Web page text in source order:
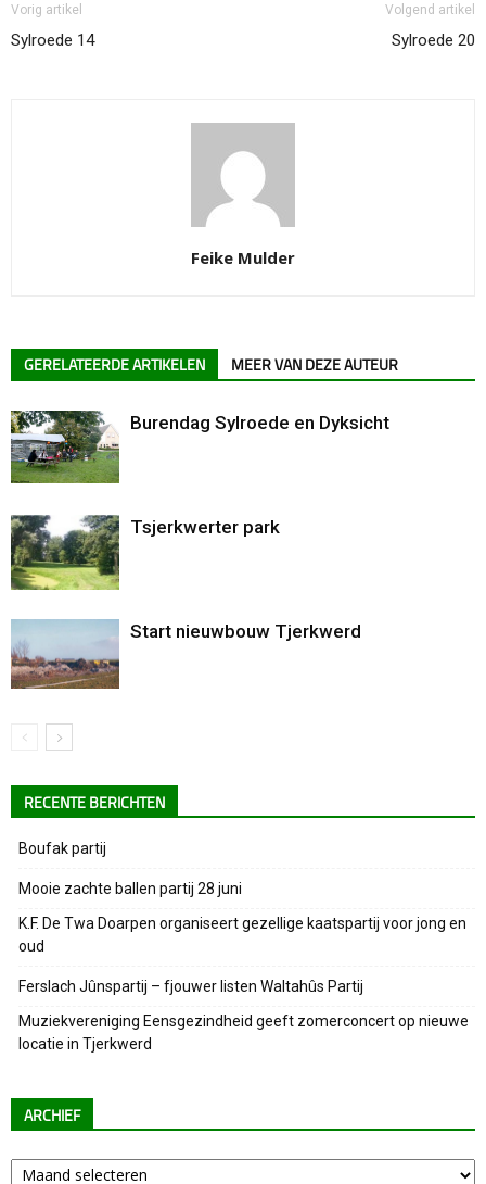
Vorig artikel
Sylroede 14
Volgend artikel
Sylroede 20
Feike Mulder
GERELATEERDE ARTIKELEN MEER VAN DEZE AUTEUR
Burendag Sylroede en Dyksicht
Tsjerkwerter park
Start nieuwbouw Tjerkwerd
RECENTE BERICHTEN
Boufak partij
Mooie zachte ballen partij 28 juni
K.F. De Twa Doarpen organiseert gezellige kaatspartij voor jong en
oud
Ferslach Jûnspartij – fjouwer listen Waltahûs Partij
Muziekvereniging Eensgezindheid geeft zomerconcert op nieuwe
locatie in Tjerkwerd
ARCHIEF
Archief